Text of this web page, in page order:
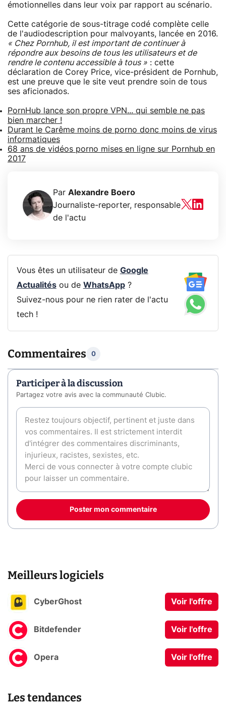
émotionnelles dans leur voix par rapport au scénario.
Cette catégorie de sous-titrage codé complète celle
de l'audiodescription pour malvoyants, lancée en 2016.
« Chez Pornhub, il est important de continuer à
répondre aux besoins de tous les utilisateurs et de
rendre le contenu accessible à tous » : cette
déclaration de Corey Price, vice-président de Pornhub,
est une preuve que le site veut prendre soin de tous
ses aficionados.
PornHub lance son propre VPN... qui semble ne pas
bien marcher !
Durant le Carême moins de porno donc moins de virus
informatiques
68 ans de vidéos porno mises en ligne sur Pornhub en
2017
Par Alexandre Boero
Journaliste-reporter, responsable
de l'actu
Vous êtes un utilisateur de Google
Actualitésou de WhatsApp?
Suivez-nous pour ne rien rater de l'actu
tech !
Commentaires 0
Participer à la discussion
Partagez votre avis avec la communauté Clubic.
Poster mon commentaire
Meilleurs logiciels
CyberGhost Voir l'offre
Bitdefender Voir l'offre
Opera Voir l'offre
Les tendances